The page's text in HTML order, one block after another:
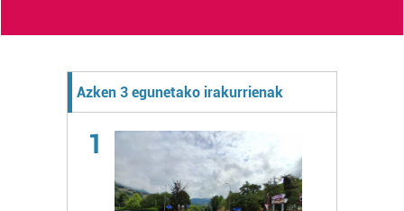
Azken 3 egunetako irakurrienak
1